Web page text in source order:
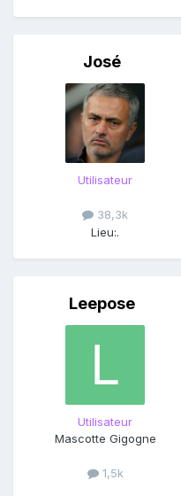
José
Utilisateur
38,3k
Lieu:.
Leepose
Utilisateur
Mascotte Gigogne
1,5k